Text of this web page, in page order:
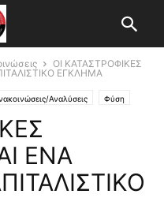
ΟΙ ΚΑΤΑΣΤΡΟΦΙΚΕΣ
ΕΓΚΛΗΜΑ
Αναλύσεις Φύση
ΕΝΑ